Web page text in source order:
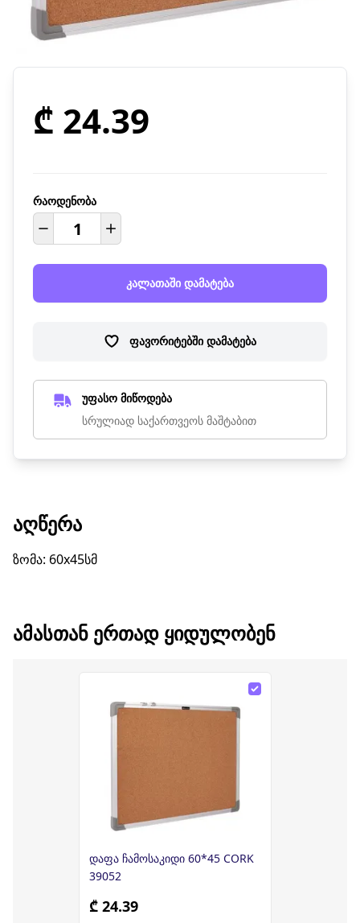
₾ 24.39
რაოდენობა
კალათაში დამატება
ფავორიტებში დამატება
უფასო მიწოდება
სრულიად საქართვეოს მაშტაბით
ᲐᲦᲬᲔᲠᲐ
ზომა: 60x45სმ
ᲐᲛᲐᲡᲗᲐᲜ ᲔᲠᲗᲐᲓ ᲧᲘᲓᲣᲚᲝᲑᲔᲜ
დაფა ჩამოსაკიდი 60*45 CORK
39052
₾ 24.39